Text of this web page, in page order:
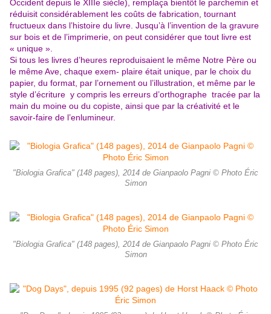
Occident depuis le XIIIe siècle), remplaça bientôt le parchemin et
réduisit considérablement les coûts de fabrication, tournant
fructueux dans l’histoire du livre. Jusqu’à l’invention de la gravure
sur bois et de l’imprimerie, on peut considérer que tout livre est
« unique ».
Si tous les livres d’heures reproduisaient le même Notre Père ou
le même Ave, chaque exem- plaire était unique, par le choix du
papier, du format, par l’ornement ou l’illustration, et même par le
style d’écriture y compris les erreurs d’orthographe tracée par la
main du moine ou du copiste, ainsi que par la créativité et le
savoir-faire de l’enlumineur.
"Biologia Grafica" (148 pages), 2014 de Gianpaolo Pagni © Photo Éric
Simon
"Biologia Grafica" (148 pages), 2014 de Gianpaolo Pagni © Photo Éric
Simon